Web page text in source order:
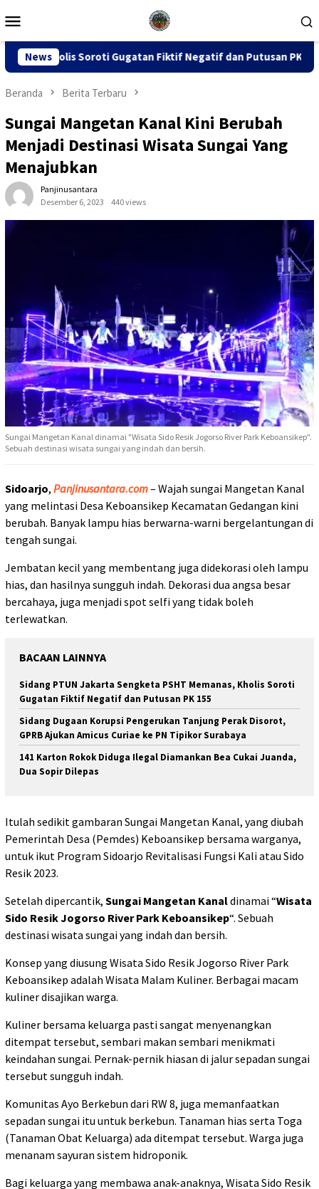
ke
Mobile
NewsFiktif Negatif dan Putusan PK 155 Sidang
Beranda Berita Terbaru
Sungai Mangetan Kanal Kini Berubah
Menjadi Destinasi Wisata Sungai Yang
Menajubkan
Panjinusantara
Desember 6, 2023
440 views
Sungai Mangetan Kanal dinamai "Wisata Sido Resik Jogorso River Park Keboansikep".
Sebuah destinasi wisata sungai yang indah dan bersih.
Sidoarjo, Panjinusantara.com– Wajah sungai Mangetan Kanal
yang melintasi Desa Keboansikep Kecamatan Gedangan kini
berubah. Banyak lampu hias berwarna-warni bergelantungan di
tengah sungai.
Jembatan kecil yang membentang juga didekorasi oleh lampu
hias, dan hasilnya sungguh indah. Dekorasi dua angsa besar
bercahaya, juga menjadi spot selfi yang tidak boleh
terlewatkan.
BACAAN LAINNYA
Sidang PTUN Jakarta Sengketa PSHT Memanas, Kholis Soroti
Gugatan Fiktif Negatif dan Putusan PK 155
Sidang Dugaan Korupsi Pengerukan Tanjung Perak Disorot,
GPRB Ajukan Amicus Curiae ke PN Tipikor Surabaya
141 Karton Rokok Diduga Ilegal Diamankan Bea Cukai Juanda,
Dua Sopir Dilepas
Itulah sedikit gambaran Sungai Mangetan Kanal, yang diubah
Pemerintah Desa (Pemdes) Keboansikep bersama warganya,
untuk ikut Program Sidoarjo Revitalisasi Fungsi Kali atau Sido
Resik 2023.
Setelah dipercantik, Sungai Mangetan Kanaldinamai “Wisata
Sido Resik Jogorso River Park Keboansikep“. Sebuah
destinasi wisata sungai yang indah dan bersih.
Konsep yang diusung Wisata Sido Resik Jogorso River Park
Keboansikep adalah Wisata Malam Kuliner. Berbagai macam
kuliner disajikan warga.
Kuliner bersama keluarga pasti sangat menyenangkan
ditempat tersebut, sembari makan sembari menikmati
keindahan sungai. Pernak-pernik hiasan di jalur sepadan sungai
tersebut sungguh indah.
Komunitas Ayo Berkebun dari RW 8, juga memanfaatkan
sepadan sungai itu untuk berkebun. Tanaman hias serta Toga
(Tanaman Obat Keluarga) ada ditempat tersebut. Warga juga
menanam sayuran sistem hidroponik.
Bagi keluarga yang membawa anak-anaknya, Wisata Sido Resik